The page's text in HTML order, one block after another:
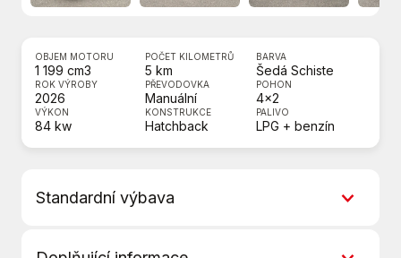
OBJEM MOTORU
1 199 cm3
POČET KILOMETRŮ
5 km
BARVA
Šedá Schiste
ROK VÝROBY
2026
PŘEVODOVKA
Manuální
POHON
4x2
VÝKON
84 kw
KONSTRUKCE
Hatchback
PALIVO
LPG + benzín
Standardní výbava